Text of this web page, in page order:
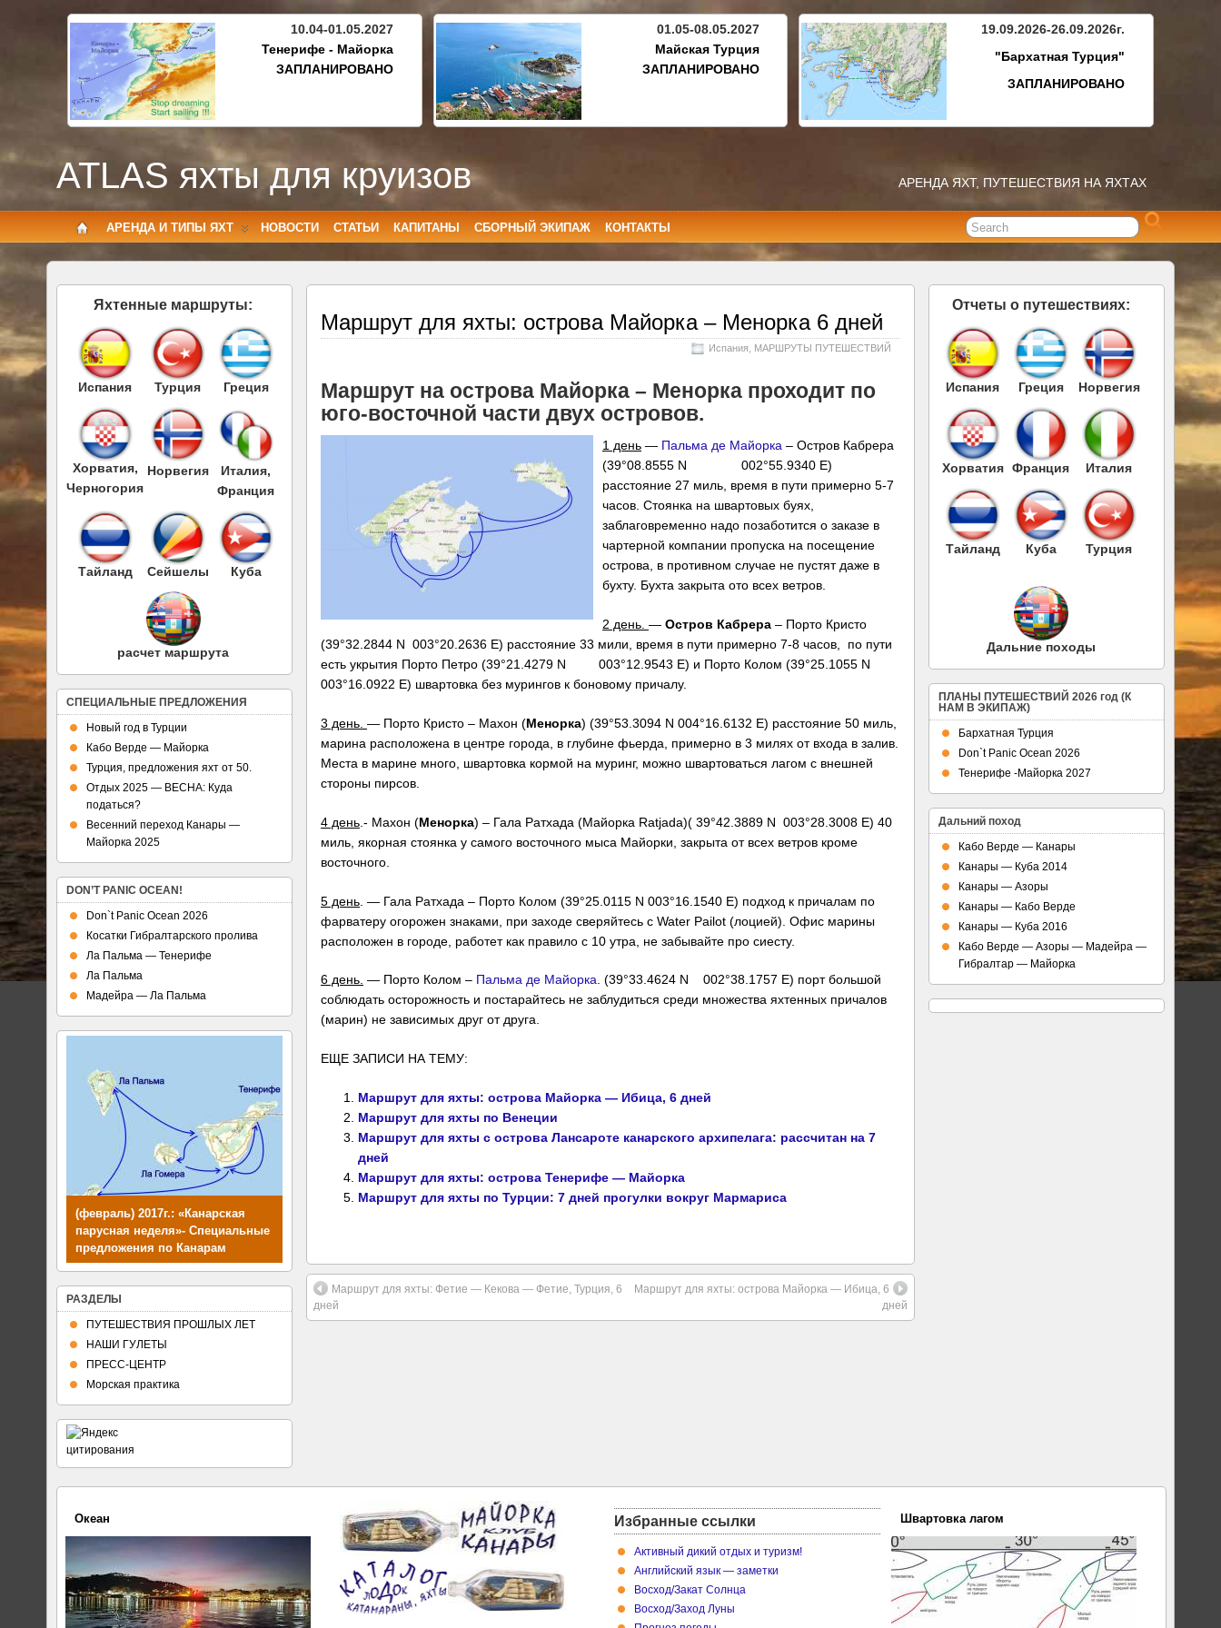
10.04-01.05.2027
Тенерифе - Майорка
ЗАПЛАНИРОВАНО
01.05-08.05.2027
Майская Турция
ЗАПЛАНИРОВАНО
19.09.2026-26.09.2026г.
"Бархатная Турция"
ЗАПЛАНИРОВАНО
ATLAS яхты для круизов АРЕНДА ЯХТ, ПУТЕШЕСТВИЯ НА ЯХТАХ
АРЕНДА И ТИПЫ ЯХТ НОВОСТИ СТАТЬИ КАПИТАНЫ СБОРНЫЙ ЭКИПАЖ КОНТАКТЫ
Маршрут для яхты: острова Майорка – Менорка 6 дней
Испания МАРШРУТЫ ПУТЕШЕСТВИЙ
Маршрут на острова Майорка – Менорка проходит по
юго-восточной части двух островов.
1 день — Пальма де Майорка – Остров Кабрера
(39°08.8555 N 002°55.9340 E)
расстояние 27 миль, время в пути примерно 5-7
часов. Стоянка на швартовых буях,
заблаговременно надо позаботится о заказе в
чартерной компании пропуска на посещение
острова, в противном случае не пустят даже в
бухту. Бухта закрыта ото всех ветров.
2 день. — Остров Кабрера – Порто Кристо
(39°32.2844 N 003°20.2636 E) расстояние 33 мили, время в пути примерно 7-8 часов, по пути
есть укрытия Порто Петро (39°21.4279 N 003°12.9543 E) и Порто Колом (39°25.1055 N
003°16.0922 E) швартовка без мурингов к боновому причалу.
3 день. — Порто Кристо – Махон (Менорка) (39°53.3094 N 004°16.6132 E) расстояние 50 миль,
марина расположена в центре города, в глубине фьерда, примерно в 3 милях от входа в залив.
Места в марине много, швартовка кормой на муринг, можно швартоваться лагом с внешней
стороны пирсов.
4 день .- Махон (Менорка) – Гала Ратхада (Майорка Ratjada)( 39°42.3889 N 003°28.3008 E) 40
миль, якорная стоянка у самого восточного мыса Майорки, закрыта от всех ветров кроме
восточного.
5 день . — Гала Ратхада – Порто Колом (39°25.0115 N 003°16.1540 E) подход к причалам по
фарватеру огорожен знаками, при заходе сверяйтесь с Water Pailot (лоцией). Офис марины
расположен в городе, работет как правило с 10 утра, не забывайте про сиесту.
6 день. — Порто Колом – Пальма де Майорка. (39°33.4624 N 002°38.1757 E) порт большой
соблюдать осторожность и постарайтесь не заблудиться среди множества яхтенных причалов
(марин) не зависимых друг от друга.
ЕЩЕ ЗАПИСИ НА ТЕМУ:
Маршрут для яхты: острова Майорка — Ибица, 6 дней
Маршрут для яхты по Венеции
Маршрут для яхты с острова Ланcароте канарского архипелага: рассчитан на 7
дней
Маршрут для яхты: острова Тенерифе — Майорка
Маршрут для яхты по Турции: 7 дней прогулки вокруг Мармариса
Маршрут для яхты: Фетие — Кекова — Фетие, Турция, 6
дней
Маршрут для яхты: острова Майорка — Ибица, 6
дней
Яхтенные маршруты:
Испания Турция Греция
Хорватия,
Черногория
Норвегия
Италия,
Франция
Тайланд Сейшелы Куба
расчет маршрута
СПЕЦИАЛЬНЫЕ ПРЕДЛОЖЕНИЯ
Новый год в Турции
Кабо Верде — Майорка
Турция, предложения яхт от 50.
Отдых 2025 — ВЕСНА: Куда
податься?
Весенний переход Канары —
Майорка 2025
DON’T PANIC OCEAN!
Don`t Panic Ocean 2026
Косатки Гибралтарского пролива
Ла Пальма — Тенерифе
Ла Пальма
Мадейра — Ла Пальма
(февраль) 2017г.: «Канарская
парусная неделя»- Специальные
предложения по Канарам
РАЗДЕЛЫ
ПУТЕШЕСТВИЯ ПРОШЛЫХ ЛЕТ
НАШИ ГУЛЕТЫ
ПРЕСС-ЦЕНТР
Морская практика
Отчеты о путешествиях:
Испания Греция Норвегия
Хорватия Франция Италия
Тайланд Куба Турция
Дальние походы
ПЛАНЫ ПУТЕШЕСТВИЙ 2026 год (К
НАМ В ЭКИПАЖ)
Бархатная Турция
Don`t Panic Ocean 2026
Тенерифе -Майорка 2027
Дальний поход
Кабо Верде — Канары
Канары — Куба 2014
Канары — Азоры
Канары — Кабо Верде
Канары — Куба 2016
Кабо Верде — Азоры — Мадейра —
Гибралтар — Майорка
Океан Избранные ссылки
Активный дикий отдых и туризм!
Английский язык — заметки
Восход/Закат Cолнца
Восход/Заход Луны
Швартовка лагом